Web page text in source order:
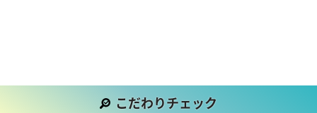
こだわりチェック